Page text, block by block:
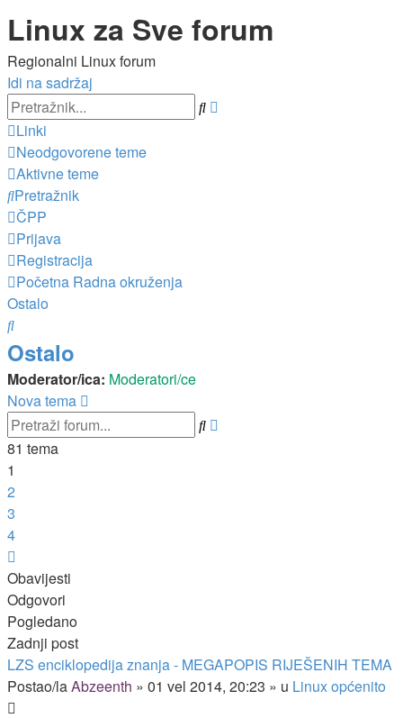
Linux za Sve forum
Regionalni Linux forum
Idi na sadržaj
Pretražnik
Linki
Neodgovorene teme
Aktivne teme
Pretražnik
ČPP
Prijava
Registracija
Početna Radna okruženja
Ostalo
Pretražnik
Ostalo
Moderator/ica: Moderatori/ce
Nova tema
Pretražnik
81 tema
1
2
3
4
Obavijesti
Odgovori
Pogledano
Zadnji post
LZS enciklopedija znanja - MEGAPOPIS RIJEŠENIH TEMA
Postao/laAbzeenth » 01 vel 2014, 20:23 » u Linux općenito